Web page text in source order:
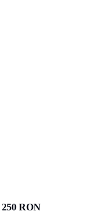
250 RON